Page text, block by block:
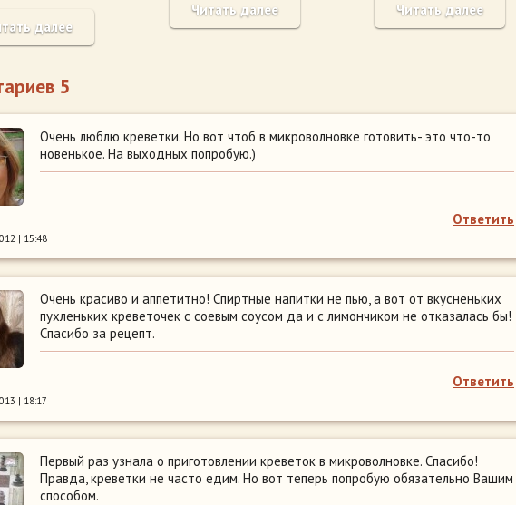
далее
Читать далее Читать далее
5
Очень люблю креветки. Но вот чтоб в микроволновке готовить- это что-то
новенькое. На выходных попробую.)
Ответить
| 15:48
Очень красиво и аппетитно! Спиртные напитки не пью, а вот от вкусненьких
пухленьких креветочек с соевым соусом да и с лимончиком не отказалась бы!
Спасибо за рецепт.
Ответить
| 18:17
Первый раз узнала о приготовлении креветок в микроволновке. Спасибо!
Правда, креветки не часто едим. Но вот теперь попробую обязательно Вашим
способом.